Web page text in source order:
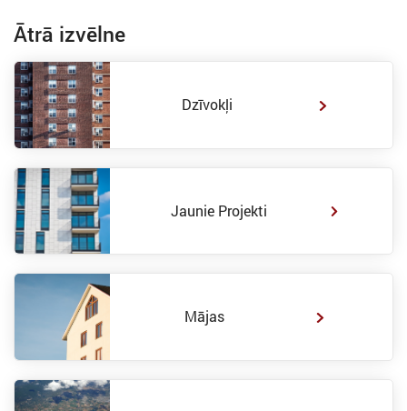
Ātrā izvēlne
Dzīvokļi
Jaunie Projekti
Mājas